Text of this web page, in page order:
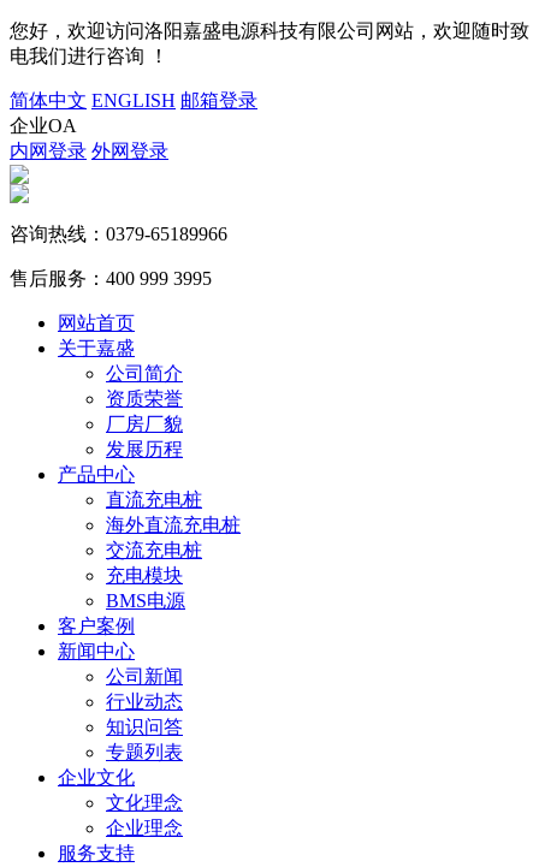
您好，欢迎访问洛阳嘉盛电源科技有限公司网站，欢迎随时致
电我们进行咨询 ！
简体中文 ENGLISH 邮箱登录
企业OA
内网登录 外网登录
咨询热线： 0379-65189966
售后服务： 400 999 3995
网站首页
关于嘉盛
公司简介
资质荣誉
厂房厂貌
发展历程
产品中心
直流充电桩
海外直流充电桩
交流充电桩
充电模块
BMS电源
客户案例
新闻中心
公司新闻
行业动态
知识问答
专题列表
企业文化
文化理念
企业理念
服务支持